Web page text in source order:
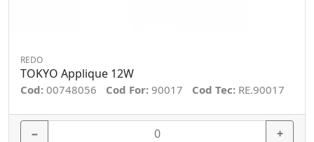
REDO
TOKYO Applique 12W
Cod: 00748056 Cod For: 90017 Cod Tec: RE.90017
− +